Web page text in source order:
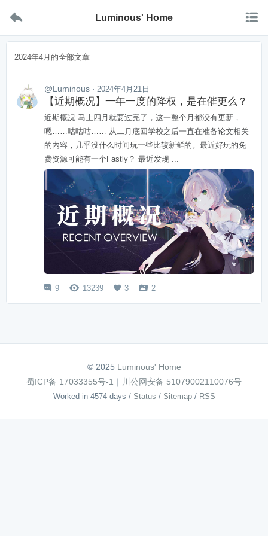
 Luminous' Home 
2024年4月的全部文章
@Luminous · 2024年4月21日
【近期概况】一年一度的降权，是在催更么？
近期概况 马上四月就要过完了，这一整个月都没有更新，
嗯……咕咕咕…… 从二月底回学校之后一直在准备论文相关
的内容，几乎没什么时间玩一些比较新鲜的。最近好玩的免
费资源可能有一个Fastly？ 最近发现 ...
 9  13239  3  2
© 2025 Luminous' Home
蜀ICP备 17033355号-1 ｜ 川公网安备 51079002110076号
Worked in 4574 days / Status / Sitemap / RSS